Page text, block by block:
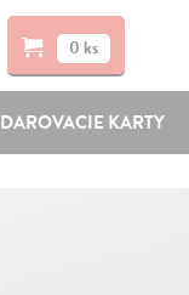
0 ks
DAROVACIE KARTY